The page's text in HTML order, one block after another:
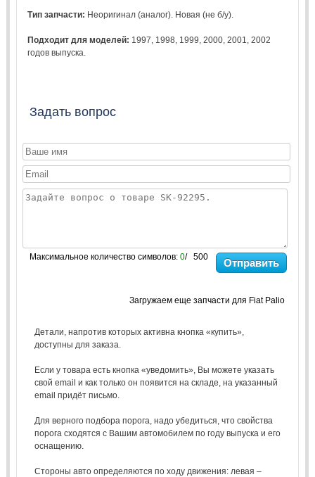
Тип запчасти: Неоригинал (аналог). Новая (не б/у).
Подходит для моделей: 1997 1998 1999 ,2000 ,2001 ,2002
годов выпуска.
Задать вопрос
Максимальное количество символов: 0/ 500 Отправить
Загружаем еще запчасти для Fiat Palio
Детали, напротив которых активна кнопка «купить»,
доступны для заказа.
Если у товара есть кнопка «уведомить», Вы можете указать
свой email и как только он появится на складе, на указанный
email придёт письмо.
Для верного подбора порога, надо убедиться, что свойства
порога сходятся с Вашим автомобилем по году выпуска и его
оснащению.
Стороны авто определяются по ходу движения: левая –